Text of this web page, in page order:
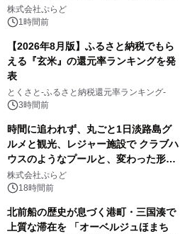
プール グランピングとトレーラーハウ
スの2施設で
株式会社ぷらど
1時間前
【2026年8月版】ふるさと納税でもら
える『玄米』の還元率ランキングを発
表
とくさと-ふるさと納税還元率ランキング-
3時間前
時間に追われず、丸ごと1日淡路島グ
ルメと観光、レジャー施設で クラブハ
ウスのようなプールと、変わった形の
サウナも 「THE BOXY AWAJI」のお
得な素泊まり連泊プランで
株式会社ぷらど
18時間前
北前船の歴史が息づく港町・三国湊で
上質な滞在を 「オーベルジュほまち